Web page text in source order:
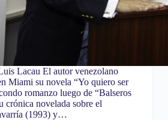
Lacau El autor venezolano
Miami su novela “Yo quiero ser
romanzo luego de “Balseros
crónica novelada sobre el
(1993) y…